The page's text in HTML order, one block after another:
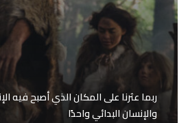
ربما عثرنا على المكان الذي أصبح فيه
والإنسان البدائي واحدًا